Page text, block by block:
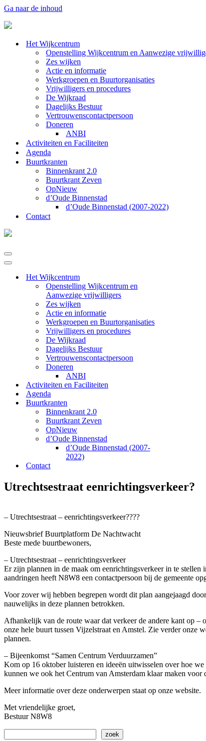
Ga naar de inhoud
Het Wijkcentrum
Openstelling Wijkcentrum en Aanwezige
Zes wijken
Actie en informatie
Werkgroepen en Buurtorganisaties
Vrijwilligers en procedures
De Wijkraad
Dagelijks Bestuur
Vertrouwenscontactpersoon
Doneren
ANBI
Activiteiten en Faciliteiten
Agenda
Buurtkranten
Binnenkrant 2.0
Buurtkrant Zeven
OpNieuw
d’Oude Binnenstad
d’Oude Binnenstad (2007-2022)
Contact
Navigatie
Menu
Navigatie
Het Wijkcentrum
Openstelling Wijkcentrum en
Aanwezige vrijwilligers
Zes wijken
Actie en informatie
Werkgroepen en Buurtorganisaties
Vrijwilligers en procedures
De Wijkraad
Dagelijks Bestuur
Vertrouwenscontactpersoon
Doneren
ANBI
Activiteiten en Faciliteiten
Agenda
Buurtkranten
Binnenkrant 2.0
Buurtkrant Zeven
OpNieuw
d’Oude Binnenstad
d’Oude Binnenstad (2007-
2022)
Contact
Utrechtsestraat eenrichtingsverkeer?
– Utrechtsestraat – eenrichtingsverkeer????
Nieuwsbrief Buurtplatform De Nachtwacht
Beste mede buurtbewoners,
– Utrechtsestraat – eenrichtingsverkeer
Er zijn plannen in de maak om eenrichtingsverkeer in te
aandringen heeft N8W8 een contactpersoon bij de gemeente
Voor zover wij hebben begrepen wordt dit plan aangejaagd
nauwelijks in deze plannen betrokken.
Afhankelijk van de route waar dat verkeer de andere kant op –
onze hele buurt tussen Vijzelstraat en Amstel. Zie verder onze
plannen.
– Bijeenkomst “Samen Centrum Verduurzamen”
Kom op 16 oktober luisteren en ideeën uitwisselen over hoe
kunnen we ook het Centrum van Amsterdam klaar maken voor
Meer informatie over deze onderwerpen staat op onze website.
Met vriendelijke groet,
Bestuur N8W8
zoek